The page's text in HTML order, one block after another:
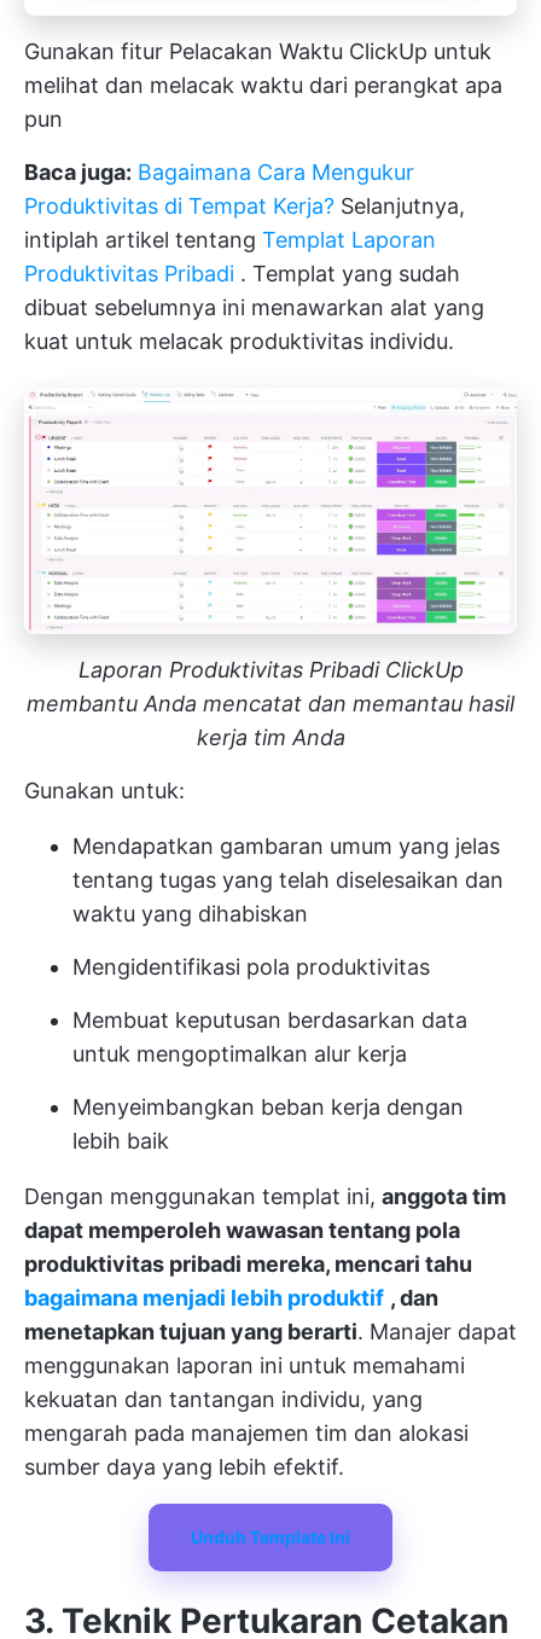
Gunakan fitur Pelacakan Waktu ClickUp untuk
melihat dan melacak waktu dari perangkat apa
pun
Baca juga: Bagaimana Cara Mengukur
Produktivitas di Tempat Kerja? Selanjutnya,
intiplah artikel tentang Templat Laporan
Produktivitas Pribadi . Templat yang sudah
dibuat sebelumnya ini menawarkan alat yang
kuat untuk melacak produktivitas individu.
Laporan Produktivitas Pribadi ClickUp
membantu Anda mencatat dan memantau hasil
kerja tim Anda
Gunakan untuk:
Mendapatkan gambaran umum yang jelas
tentang tugas yang telah diselesaikan dan
waktu yang dihabiskan
Mengidentifikasi pola produktivitas
Membuat keputusan berdasarkan data
untuk mengoptimalkan alur kerja
Menyeimbangkan beban kerja dengan
lebih baik
Dengan menggunakan templat ini, anggota tim
dapat memperoleh wawasan tentang pola
produktivitas pribadi mereka, mencari tahu
bagaimana menjadi lebih produktif , dan
menetapkan tujuan yang berarti. Manajer dapat
menggunakan laporan ini untuk memahami
kekuatan dan tantangan individu, yang
mengarah pada manajemen tim dan alokasi
sumber daya yang lebih efektif.
Unduh Template Ini
3. Teknik Pertukaran Cetakan